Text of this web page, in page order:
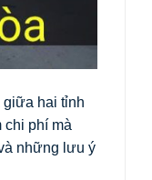
giữa hai tỉnh
chi phí mà
những lưu ý